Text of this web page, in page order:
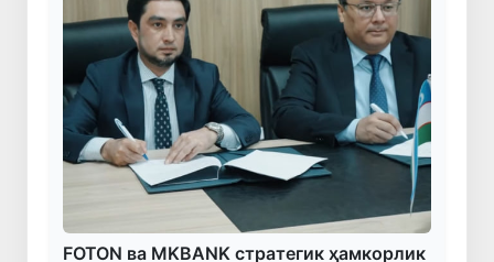
FOTON ва MKBANK стратегик ҳамкорлик